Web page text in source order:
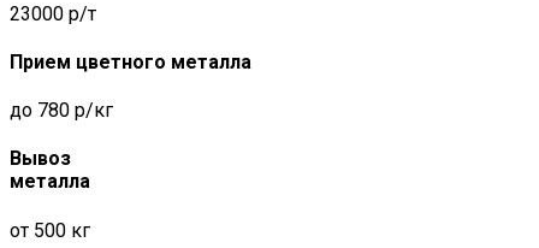
23000 р/т
Прием цветного металла
до 780 р/кг
Вывоз
металла
от 500 кг